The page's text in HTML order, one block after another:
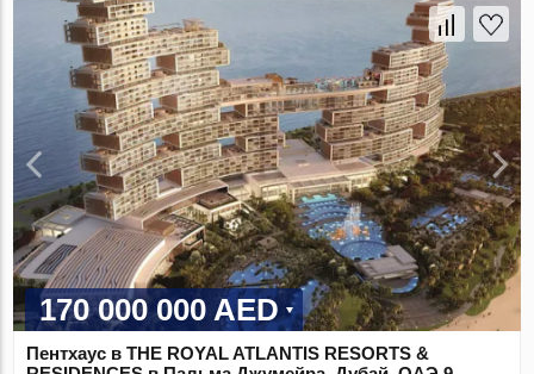
170 000 000 AED
Пентхаус в THE ROYAL ATLANTIS RESORTS &